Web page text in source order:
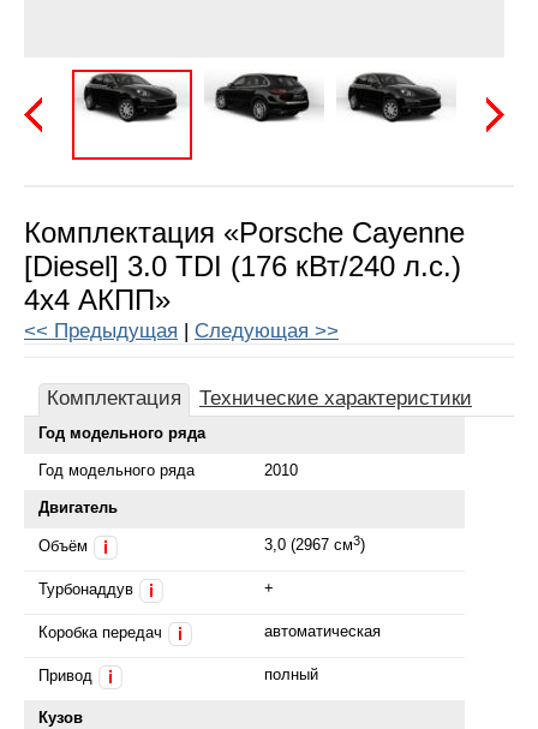
Комплектация «Porsche Cayenne
[Diesel] 3.0 TDI (176 кВт/240 л.с.)
4x4 АКПП»
<< Предыдущая Следующая >>
Комплектация Технические характеристики
Год модельного ряда
Год модельного ряда 2010
Двигатель
Объём 3,0 (2967 см3)
Турбонаддув +
Коробка передач автоматическая
Привод полный
Кузов